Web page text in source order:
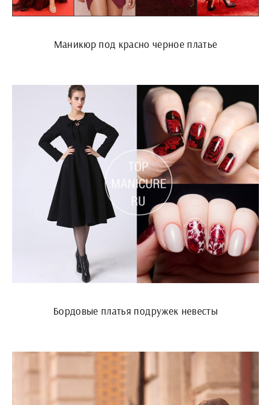
Маникюр под красно черное платье
Бордовые платья подружек невесты